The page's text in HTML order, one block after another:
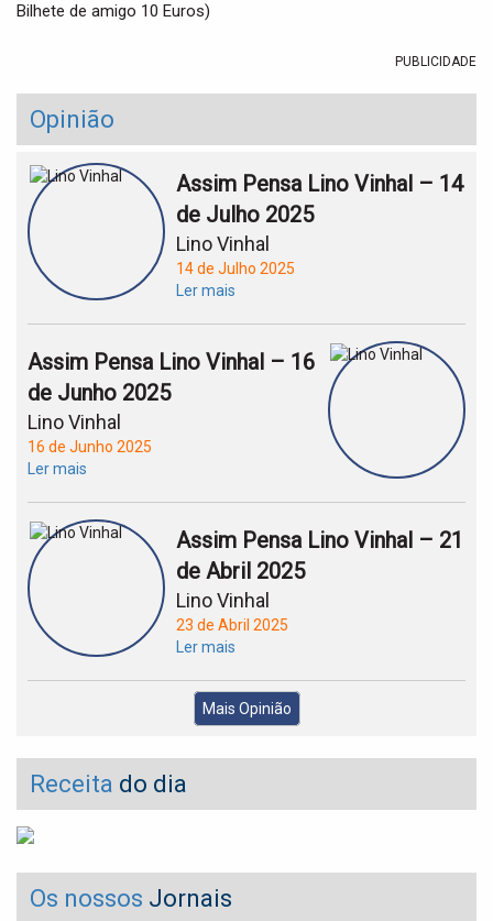
Bilhete de amigo 10 Euros)
PUBLICIDADE
Opinião
Assim Pensa Lino Vinhal – 14
de Julho 2025
Lino Vinhal
14 de Julho 2025
Ler mais
Assim Pensa Lino Vinhal – 16
de Junho 2025
Lino Vinhal
16 de Junho 2025
Ler mais
Assim Pensa Lino Vinhal – 21
de Abril 2025
Lino Vinhal
23 de Abril 2025
Ler mais
Mais Opinião
Receita do dia
Os nossos Jornais